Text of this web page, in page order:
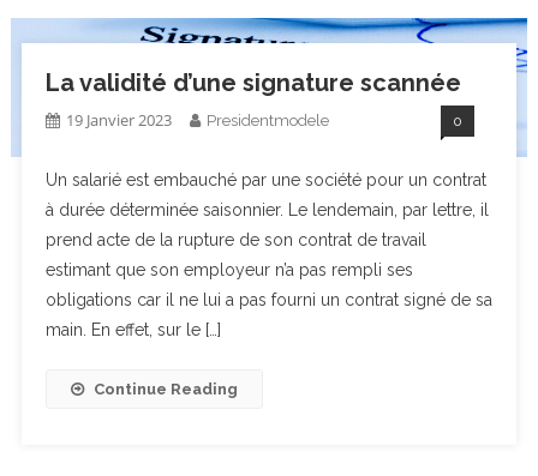
La validité d’une signature scannée
19 Janvier 2023 Presidentmodele 0
Un salarié est embauché par une société pour un contrat
à durée déterminée saisonnier. Le lendemain, par lettre, il
prend acte de la rupture de son contrat de travail
estimant que son employeur n’a pas rempli ses
obligations car il ne lui a pas fourni un contrat signé de sa
main. En effet, sur le […]
Continue Reading